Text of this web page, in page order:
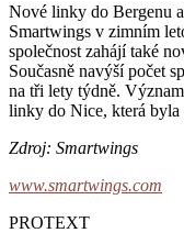
Nové linky do Bergenu
Smartwings v zimním
společnost zahájí také
Současně navýší počet
na tři lety týdně.
linky do Nice, která byla
Zdroj: Smartwings
www.smartwings.com
PROTEXT